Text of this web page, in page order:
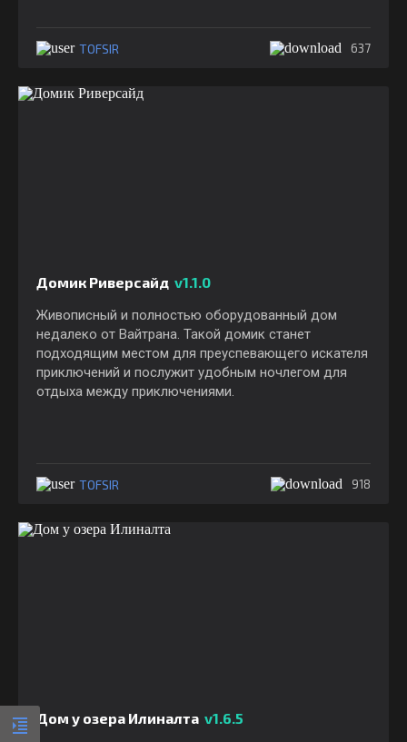
TOFSIR 637
Домик Риверсайд v1.1.0
Живописный и полностью оборудованный дом
недалеко от Вайтрана. Такой домик станет
подходящим местом для преуспевающего искателя
приключений и послужит удобным ночлегом для
отдыха между приключениями.
TOFSIR 918
Дом у озера Илиналта v1.6.5